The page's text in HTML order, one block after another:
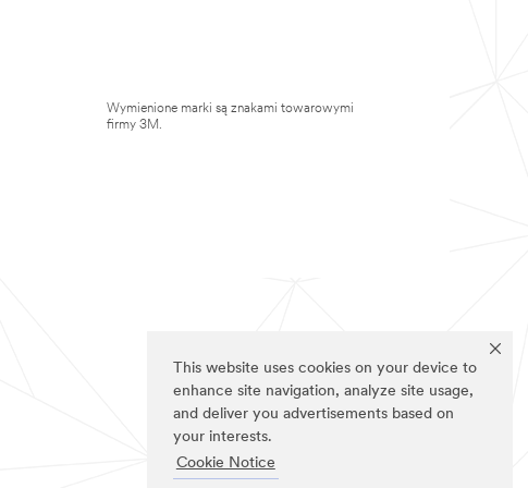
This website uses cookies on your device to
enhance site navigation, analyze site usage,
and deliver you advertisements based on
your interests.
Cookie Notice
Wymienione marki są znakami towarowymi
firmy 3M.